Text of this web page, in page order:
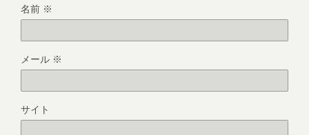
名前 ※
メール ※
サイト